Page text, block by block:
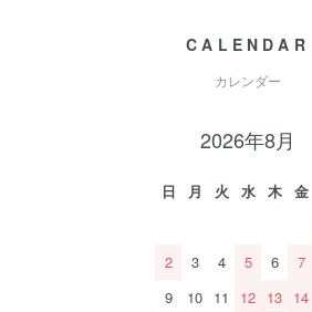
CALENDAR
カレンダー
2026年8月
日 月 火 水 木 金
2
3 4 5 6 7
9
10 11 12 13 14